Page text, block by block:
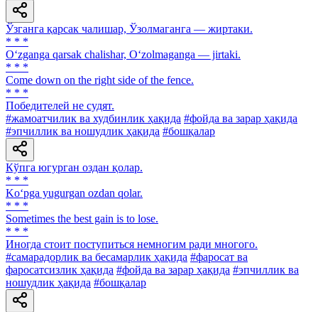
Ўзганга қарсак чалишар, Ўзолмаганга — жиртаки.
* * *
O‘zganga qarsak chalishar, O‘zolmaganga — jirtaki.
* * *
Come down on the right side of the fence.
* * *
Победителей не судят.
#жамоатчилик ва худбинлик ҳақида #фойда ва зарар ҳақида
#эпчиллик ва ношудлик ҳақида #бошқалар
Кўпга югурган оздан қолар.
* * *
Ko‘pga yugurgan ozdan qolar.
* * *
Sometimes the best gain is to lose.
* * *
Иногда стоит поступиться немногим ради многого.
#самарадорлик ва бесамарлик ҳақида #фаросат ва
фаросатсизлик ҳақида #фойда ва зарар ҳақида #эпчиллик ва
ношудлик ҳақида #бошқалар